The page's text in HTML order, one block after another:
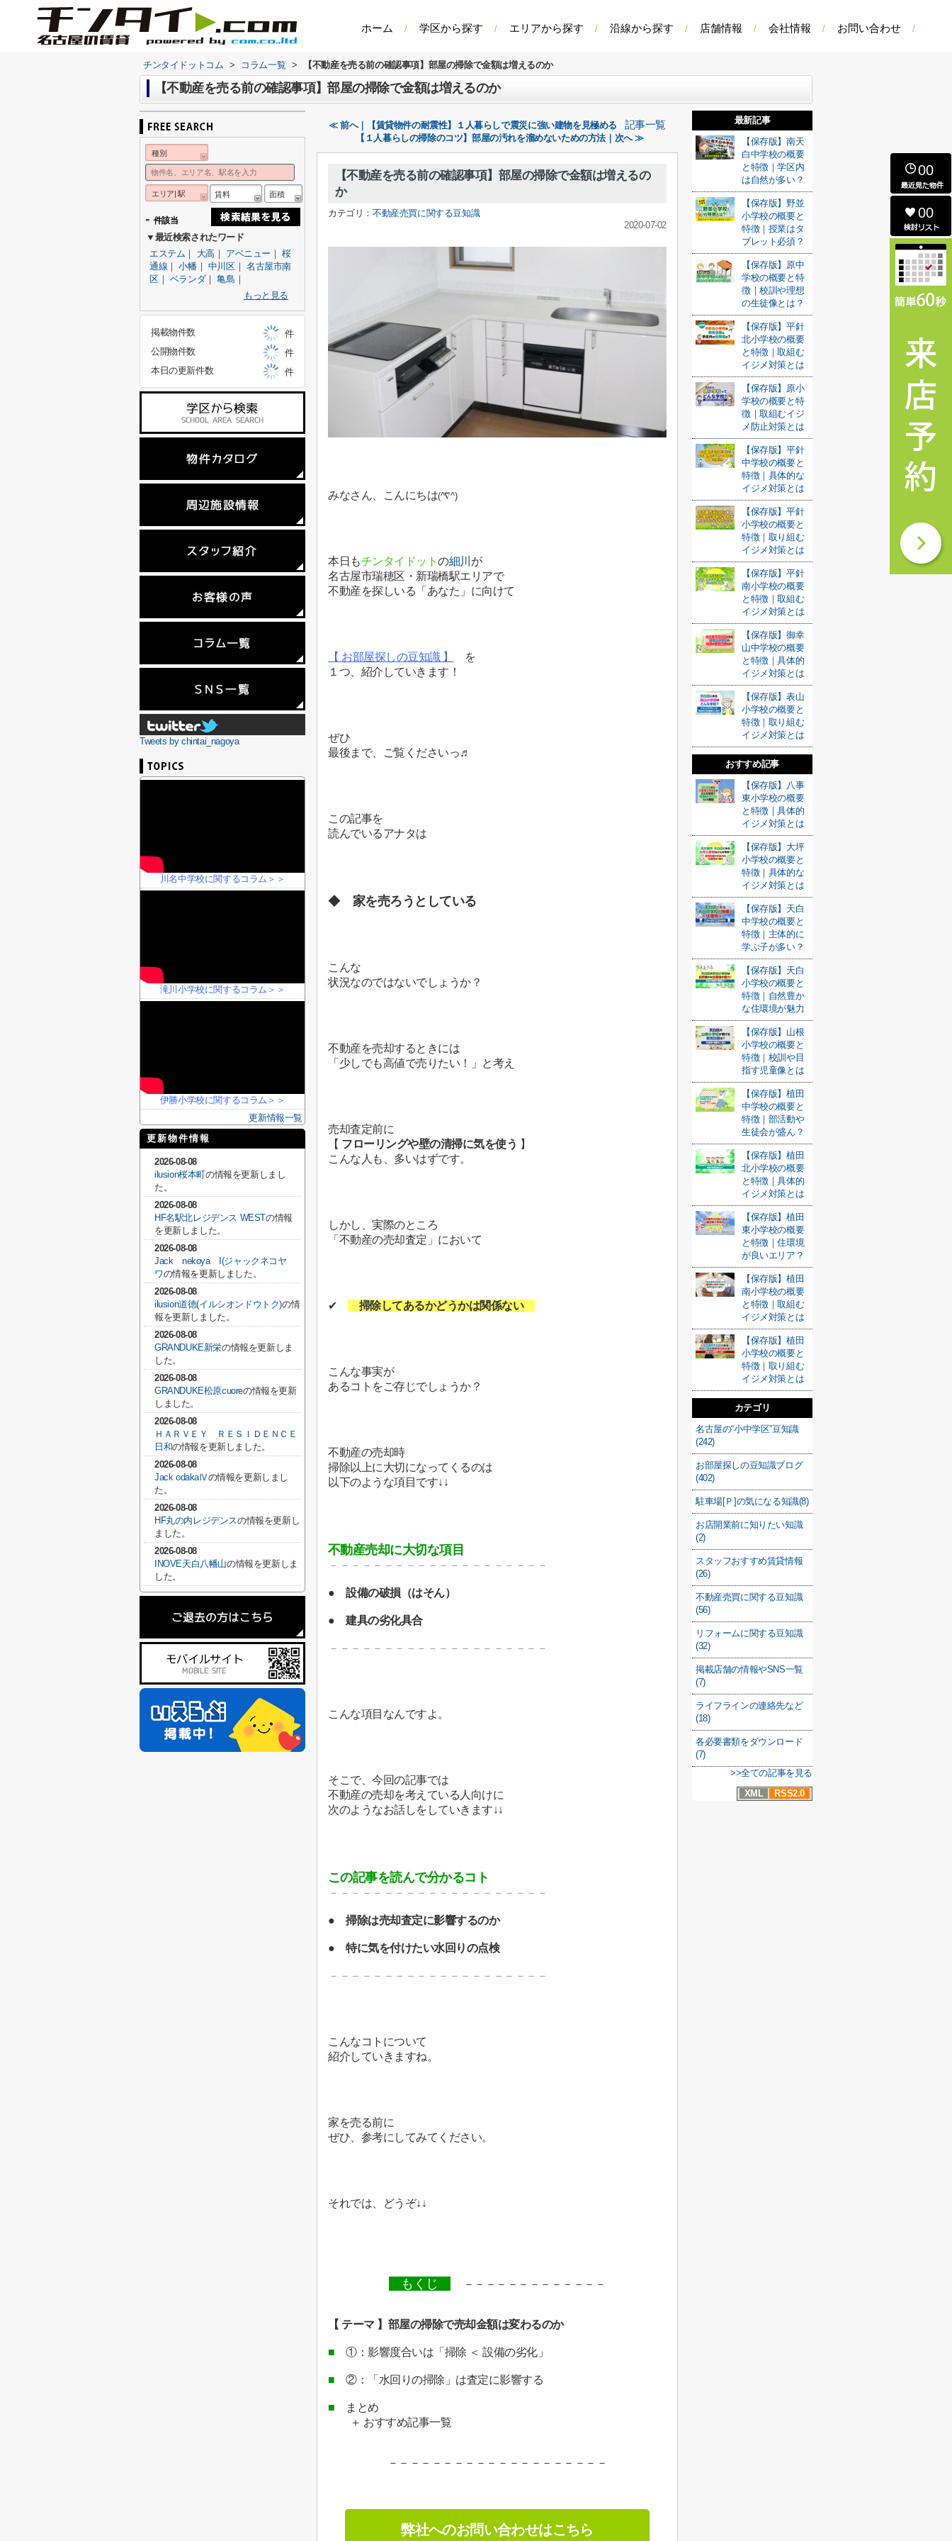
ホーム 学区から探す エリアから探す 沿線から探す 店舗情報 会社情報 お問い合わせ
チンタイドットコム > コラム一覧 > 【不動産を売る前の確認事項】部屋の掃除で金額は増えるのか
【不動産を売る前の確認事項】部屋の掃除で金額は増えるのか
≪ 前へ｜【賃貸物件の耐震性】１人暮らしで震災に強い建物を見極める 記事一覧
【１人暮らしの掃除のコツ】部屋の汚れを溜めないための方法｜次へ ≫
【不動産を売る前の確認事項】部屋の掃除で金額は増えるの
か
カテゴリ：不動産売買に関する豆知識
2020-07-02
みなさん、こんにちは(^∇^)
本日もチンタイドットの細川 が
名古屋市瑞穂区・新瑞橋駅エリアで
不動産を探しいる「あなた」に向けて
【 お部屋探しの豆知識 】
を
１つ、紹介していきます！
ぜひ
最後まで、ご覧くださいっ♬
この記事を
読んでいるアナタは
◆ 家を売ろうとしている
こんな
状況なのではないでしょうか？
不動産を売却するときには
「少しでも高値で売りたい！」と考え
売却査定前に
【 フローリングや壁の清掃に気を使う 】
こんな人も、多いはずです。
しかし、実際のところ
「不動産の売却査定」において
✔ 掃除してあるかどうかは関係ない
こんな事実が
あるコトをご存じでしょうか？
不動産の売却時
掃除以上に大切になってくるのは
以下のような項目です↓↓
不動産売却に大切な項目
－－－－－－－－－－－－－ －－－－－－－
●設備の破損（はそん）
●建具の劣化具合
－－－－－－－－－－－－－ －－－－－－－
こんな項目なんですよ。
そこで、今回の記事では
不動産の売却を考えている人向けに
次のようなお話しをしていきます↓↓
この記事を読んで分かるコト
－－－－－－－－－－－－－ －－－－－－－
●掃除は売却査定に影響するのか
●特に気を付けたい水回りの点検
－－－－－－－－－－－－－ －－－－－－－
こんなコトについて
紹介していきますね。
家を売る前に
ぜひ、参考にしてみてください。
それでは、どうぞ↓↓
もくじ －－－－－－－－－－－－－
【 テーマ 】部屋の掃除で売却金額は変わるのか
■ ①：影響度合いは「掃除 ＜ 設備の劣化」
■ ②：「水回りの掃除」は査定に影響する
■ まとめ
＋ おすすめ記事一覧
－－－－－－－－－－－－－ －－－－－－－
弊社へのお問い合わせはこちら
最新記事
【保存版】南天
白中学校の概要
と特徴｜学区内
は自然が多い？
【保存版】野並
小学校の概要と
特徴｜授業はタ
ブレット必須？
【保存版】原中
学校の概要と特
徴｜校訓や理想
の生徒像とは？
【保存版】平針
北小学校の概要
と特徴｜取組む
イジメ対策とは
【保存版】原小
学校の概要と特
徴｜取組むイジ
メ防止対策とは
【保存版】平針
中学校の概要と
特徴｜具体的な
イジメ対策とは
【保存版】平針
小学校の概要と
特徴｜取り組む
イジメ対策とは
【保存版】平針
南小学校の概要
と特徴｜取組む
イジメ対策とは
【保存版】御幸
山中学校の概要
と特徴｜具体的
イジメ対策とは
【保存版】表山
小学校の概要と
特徴｜取り組む
イジメ対策とは
おすすめ記事
【保存版】八事
東小学校の概要
と特徴｜具体的
イジメ対策とは
【保存版】大坪
小学校の概要と
特徴｜具体的な
イジメ対策とは
【保存版】天白
中学校の概要と
特徴｜主体的に
学ぶ子が多い？
【保存版】天白
小学校の概要と
特徴｜自然豊か
な住環境が魅力
【保存版】山根
小学校の概要と
特徴｜校訓や目
指す児童像とは
【保存版】植田
中学校の概要と
特徴｜部活動や
生徒会が盛ん？
【保存版】植田
北小学校の概要
と特徴｜具体的
イジメ対策とは
【保存版】植田
東小学校の概要
と特徴｜住環境
が良いエリア？
【保存版】植田
南小学校の概要
と特徴｜取組む
イジメ対策とは
【保存版】植田
小学校の概要と
特徴｜取り組む
イジメ対策とは
カテゴリ
名古屋の“小中学区”豆知識
(242)
お部屋探しの豆知識ブログ
(402)
駐車場[Ｐ]の気になる知識(8)
お店開業前に知りたい知識
(2)
スタッフおすすめ賃貸情報
(26)
不動産売買に関する豆知識
(56)
リフォームに関する豆知識
(32)
掲載店舗の情報やSNS一覧
(7)
ライフラインの連絡先など
(18)
各必要書類をダウンロード
(7)
>>全ての記事を見る
XML
RSS2.0
種別
エリア| 駅 賃料 面積
- 件該当
▼最近検索されたワード
エステム ｜ 大高｜ アベニュー ｜桜
通線 ｜小幡 ｜ 中川区｜ 名古屋市南
区｜ ベランダ｜亀島 ｜
もっと見る
掲載物件数
件
公開物件数
件
本日の更新件数
件
Tweets by chintai_nagoya
川名中学校に関するコラム＞＞
滝川小学校に関するコラム＞＞
伊勝小学校に関するコラム＞＞
更新情報一覧
更新物件情報
2026-08-08
ilusion桜本町の情報を更新しまし
た。
2026-08-08
HF名駅北レジデンス WESTの情報
を更新しました。
2026-08-08
Jack nekoya I(ジャックネコヤ
ワの情報を更新しました。
2026-08-08
ilusion道徳(イルシオンドウトク)の情
報を更新しました。
2026-08-08
GRANDUKE新栄の情報を更新しま
した。
2026-08-08
GRANDUKE松原cuoreの情報を更新
しました。
2026-08-08
ＨＡＲＶＥＹ ＲＥＳＩＤＥＮＣＥ
日和の情報を更新しました。
2026-08-08
Jack odakaⅣの情報を更新しまし
た。
2026-08-08
HF丸の内レジデンスの情報を更新し
ました。
2026-08-08
INOVE天白八幡山の情報を更新しま
した。
00
00